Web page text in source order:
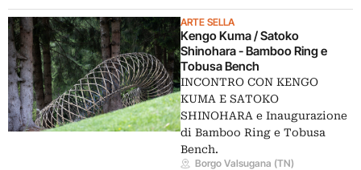
ARTE SELLA
Kengo Kuma / Satoko
Shinohara - Bamboo Ring e
Tobusa Bench
INCONTRO CON KENGO
KUMA E SATOKO
SHINOHARA e Inaugurazione
di Bamboo Ring e Tobusa
Bench.
Borgo Valsugana (TN)